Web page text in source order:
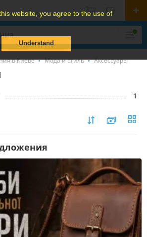
website, you agree to the use of
Understand
в Киеве Мода и стиль Аксессуары
1